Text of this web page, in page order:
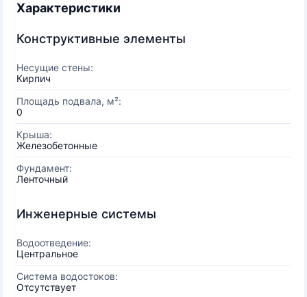
Характеристики
Конструктивные элементы
Несущие стены:
Кирпич
Площадь подвала, м²:
0
Крыша:
Железобетонные
Фундамент:
Ленточный
Инженерные системы
Водоотведение:
Центральное
Система водостоков:
Отсутствует